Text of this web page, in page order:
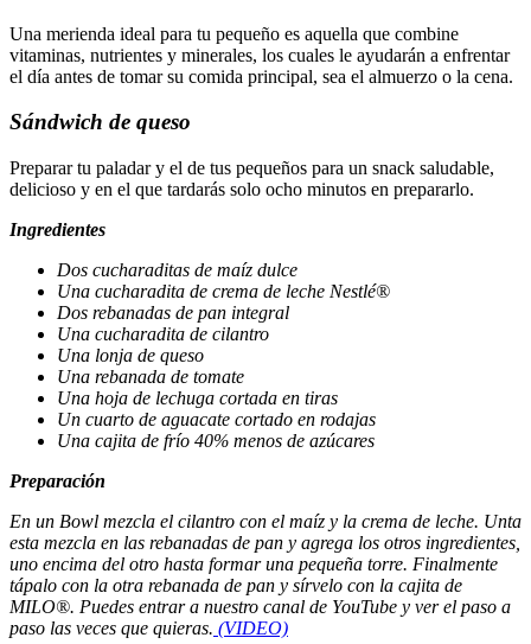
Una merienda ideal para tu pequeño es aquella que combine
vitaminas, nutrientes y minerales, los cuales le ayudarán a enfrentar
el día antes de tomar su comida principal, sea el almuerzo o la cena.
Sándwich de queso
Preparar tu paladar y el de tus pequeños para un snack saludable,
delicioso y en el que tardarás solo ocho minutos en prepararlo.
Ingredientes
Dos cucharaditas de maíz dulce
Una cucharadita de crema de leche Nestlé®
Dos rebanadas de pan integral
Una cucharadita de cilantro
Una lonja de queso
Una rebanada de tomate
Una hoja de lechuga cortada en tiras
Un cuarto de aguacate cortado en rodajas
Una cajita de frío 40% menos de azúcares
Preparación
En un Bowl mezcla el cilantro con el maíz y la crema de leche. Unta
esta mezcla en las rebanadas de pan y agrega los otros ingredientes,
uno encima del otro hasta formar una pequeña torre. Finalmente
tápalo con la otra rebanada de pan y sírvelo con la cajita de
MILO®. Puedes entrar a nuestro canal de YouTube y ver el paso a
paso las veces que quieras. (VIDEO)